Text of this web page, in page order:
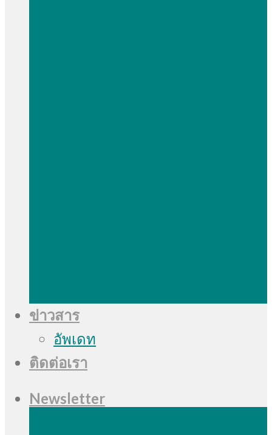
ข่าวสาร
อัพเดท
ติดต่อเรา
Newsletter